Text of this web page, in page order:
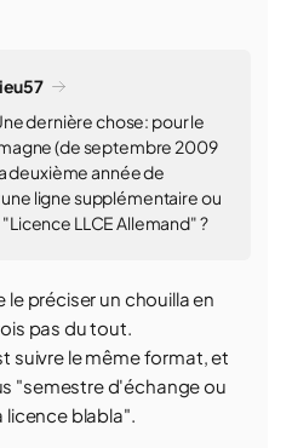
dernière chose: pour le
(de septembre 2009
deuxième année de
ligne supplémentaire ou
LLCE Allemand" ?
préciser un chouilla en
pas du tout.
suivre le même format, et
"semestre d'échange ou
licence blabla".